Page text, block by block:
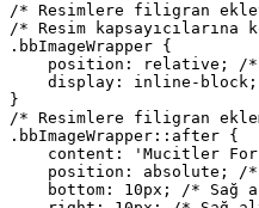
/* Resimlere filigran
/* Resim kapsayıcılarına
.bbImageWrapper {
position: relative; /
display: inline-
}
/* Resimlere filigran
.bbImageWrapper::after {
content: 'Mucitler
position: absolute; /
bottom: 10px; /* Sağ